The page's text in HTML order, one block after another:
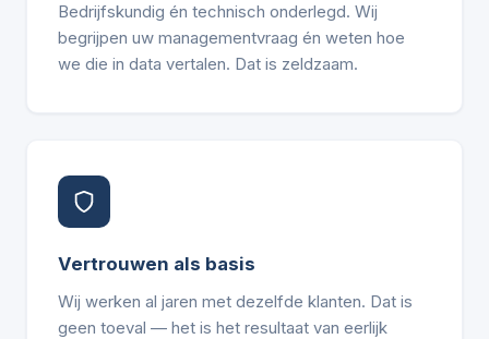
Bedrijfskundig én technisch onderlegd. Wij
begrijpen uw managementvraag én weten hoe
we die in data vertalen. Dat is zeldzaam.
Vertrouwen als basis
Wij werken al jaren met dezelfde klanten. Dat is
geen toeval — het is het resultaat van eerlijk